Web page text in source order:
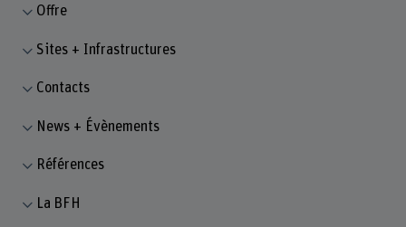
Offre
Sites + Infrastructures
Contacts
News + Évènements
Références
La BFH